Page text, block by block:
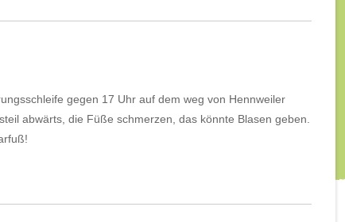
gegen 17 Uhr auf dem weg von Hennweiler
abwärts, die Füße schmerzen, das könnte Blasen geben.